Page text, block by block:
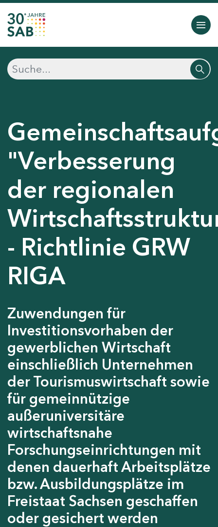
"Verbesserung
der regionalen
- Richtlinie GRW
RIGA
Zuwendungen für
Investitionsvorhaben der
gewerblichen Wirtschaft
einschließlich Unternehmen
der Tourismuswirtschaft sowie
für gemeinnützige
außeruniversitäre
wirtschaftsnahe
Forschungseinrichtungen mit
denen dauerhaft Arbeitsplätze
bzw. Ausbildungsplätze im
Freistaat Sachsen geschaffen
oder gesichert werden